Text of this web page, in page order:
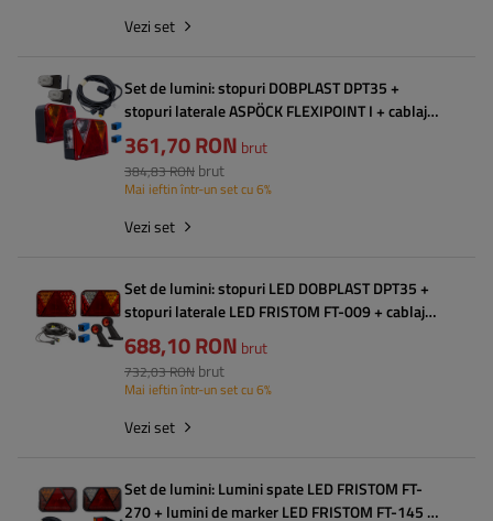
Vezi set
Set de lumini: stopuri DOBPLAST DPT35 +
stopuri laterale ASPÖCK FLEXIPOINT I + cablaj
MANTES 4,5 m 7PIN
361,70 RON brut
384,83 RON brut
Mai ieftin într-un set cu 6%
Vezi set
Set de lumini: stopuri LED DOBPLAST DPT35 +
stopuri laterale LED FRISTOM FT-009 + cablaj
MANTES 4,5 m 7PIN
688,10 RON brut
732,03 RON brut
Mai ieftin într-un set cu 6%
Vezi set
Set de lumini: Lumini spate LED FRISTOM FT-
270 + lumini de marker LED FRISTOM FT-145 +